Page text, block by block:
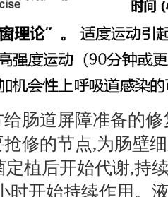
肠道屏障准备的
抢修的节点,为肠壁
植后开始代谢,持
时开始持续作用。